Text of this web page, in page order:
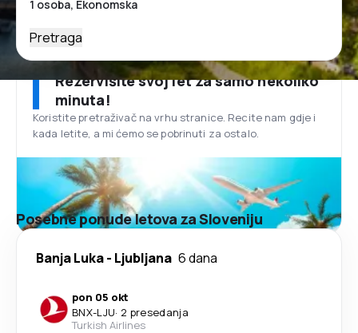
Pretraga
Rezervišite svoj let za samo nekoliko
minuta!
Koristite pretraživač na vrhu stranice. Recite nam gdje i
kada letite, a mi ćemo se pobrinuti za ostalo.
Posebne ponude letova za Sloveniju
Banja Luka- Ljubljana 6 dana
pon 05 okt
BNX-LJU· 2 presedanja
Turkish Airlines